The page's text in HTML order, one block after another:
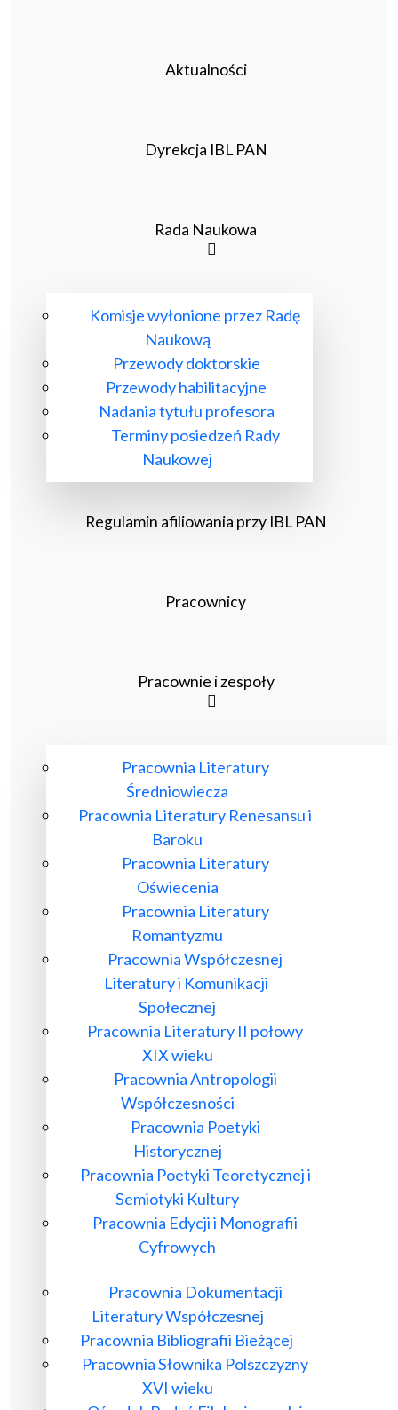
Aktualności
Dyrekcja IBL PAN
Rada Naukowa
Komisje wyłonione przez Radę
Naukową
Przewody doktorskie
Przewody habilitacyjne
Nadania tytułu profesora
Terminy posiedzeń Rady
Naukowej
Regulamin afiliowania przy IBL PAN
Pracownicy
Pracownie i zespoły
Pracownia Literatury
Średniowiecza
Pracownia Literatury Renesansu i
Baroku
Pracownia Literatury
Oświecenia
Pracownia Literatury
Romantyzmu
Pracownia Współczesnej
Literatury i Komunikacji
Społecznej
Pracownia Literatury II połowy
XIX wieku
Pracownia Antropologii
Współczesności
Pracownia Poetyki
Historycznej
Pracownia Poetyki Teoretycznej i
Semiotyki Kultury
Pracownia Edycji i Monografii
Cyfrowych
Pracownia Dokumentacji
Literatury Współczesnej
Pracownia Bibliografii Bieżącej
Pracownia Słownika Polszczyzny
XVI wieku